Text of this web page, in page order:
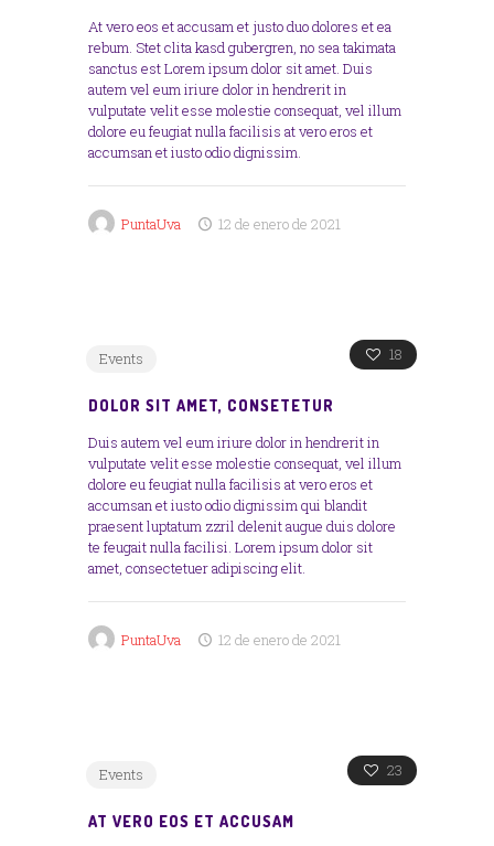
At vero eos et accusam et justo duo dolores et ea
rebum. Stet clita kasd gubergren, no sea takimata
sanctus est Lorem ipsum dolor sit amet. Duis
autem vel eum iriure dolor in hendrerit in
vulputate velit esse molestie consequat, vel illum
dolore eu feugiat nulla facilisis at vero eros et
accumsan et iusto odio dignissim.
PuntaUva 12 de enero de 2021
18
Events
DOLOR SIT AMET, CONSETETUR
Duis autem vel eum iriure dolor in hendrerit in
vulputate velit esse molestie consequat, vel illum
dolore eu feugiat nulla facilisis at vero eros et
accumsan et iusto odio dignissim qui blandit
praesent luptatum zzril delenit augue duis dolore
te feugait nulla facilisi. Lorem ipsum dolor sit
amet, consectetuer adipiscing elit.
PuntaUva 12 de enero de 2021
23
Events
AT VERO EOS ET ACCUSAM